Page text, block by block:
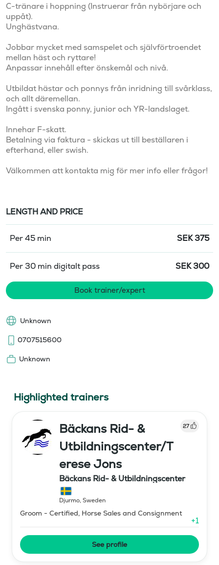
C-tränare i hoppning (Instruerar från nybörjare och
uppåt).
Unghästvana.
Jobbar mycket med samspelet och självförtroendet
mellan häst och ryttare!
Anpassar innehåll efter önskemål och nivå.
Utbildat hästar och ponnys från inridning till svårklass,
och allt däremellan.
Ingått i svenska ponny, junior och YR-landslaget.
Innehar F-skatt.
Betalning via faktura - skickas ut till beställaren i
efterhand, eller swish.
Välkommen att kontakta mig för mer info eller frågor!
LENGTH AND PRICE
Per 45 min SEK 375
Per 30 min digitalt pass SEK 300
Book trainer/expert
Unknown
0707515600
Unknown
Highlighted trainers
Bäckans Rid- &
Utbildningscenter/T
erese Jons
27
Bäckans Rid- & Utbildningscenter
Djurmo, Sweden
Groom - Certified, Horse Sales and Consignment
+1
See profile